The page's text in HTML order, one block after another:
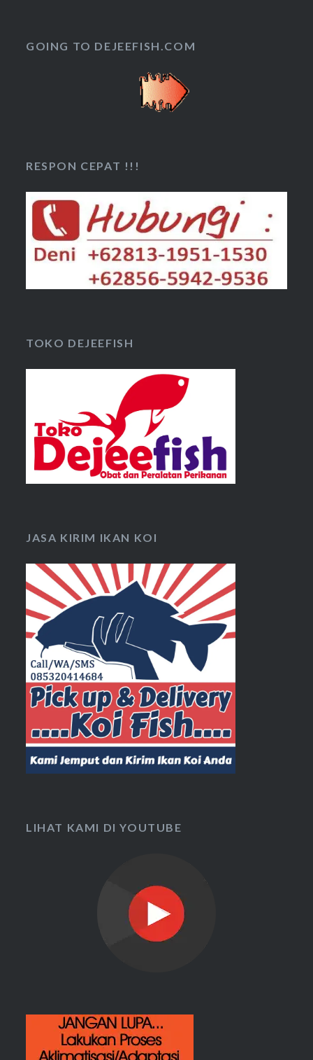
GOING TO DEJEEFISH.COM
RESPON CEPAT !!!
TOKO DEJEEFISH
JASA KIRIM IKAN KOI
LIHAT KAMI DI YOUTUBE